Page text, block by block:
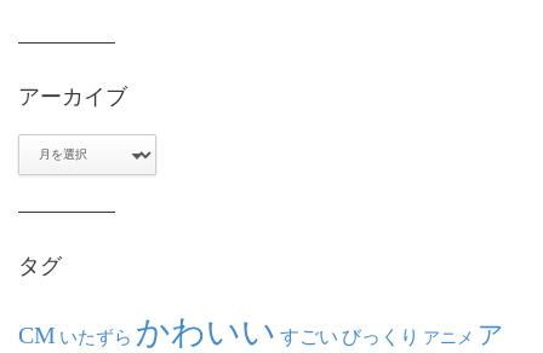
アーカイブ
タグ
CM いたずら かわいい すごい びっくり アニメ ア